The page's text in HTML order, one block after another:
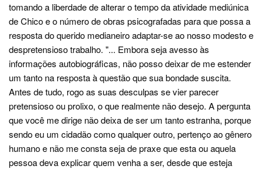
tomando a liberdade de alterar o tempo da atividade mediúnica
de Chico e o número de obras psicografadas para que possa a
resposta do querido medianeiro adaptar-se ao nosso modesto e
despretensioso trabalho. "... Embora seja avesso às
informações autobiográficas, não posso deixar de me estender
um tanto na resposta à questão que sua bondade suscita.
Antes de tudo, rogo as suas desculpas se vier parecer
pretensioso ou prolixo, o que realmente não desejo. A pergunta
que você me dirige não deixa de ser um tanto estranha, porque
sendo eu um cidadão como qualquer outro, pertenço ao gênero
humano e não me consta seja de praxe que esta ou aquela
pessoa deva explicar quem venha a ser, desde que esteja